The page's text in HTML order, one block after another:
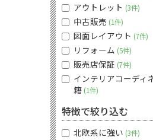
アウトレット 3件
中古販売 1件
図面レイアウト 7件
リフォーム 5件
販売店保証 7件
インテリアコーディ
籍 1件
特徴で絞り込む
北欧系に強い 3件